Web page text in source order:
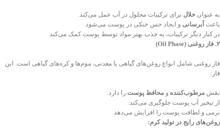
به عنوان حلال برای ترکیبات محلول در آب عمل می‌کند.
باعث آبرسانی و ایجاد حس خنکی در پوست می‌شود.
در کنار دیگر ترکیبات، به جذب بهتر مواد توسط پوست کمک می‌کند.
۲. فاز روغنی (Oil Phase)
فاز روغنی شامل انواع روغن‌های گیاهی یا معدنی، موم‌ها و کره‌های گیاهی است. این
فاز:
نقش مرطوب‌کننده و محافظ پوست را دارد.
از تبخیر آب پوست جلوگیری می‌کند.
نرمی و لطافت پوست را افزایش می‌دهد.
روغن‌های رایج در تولید کرم: